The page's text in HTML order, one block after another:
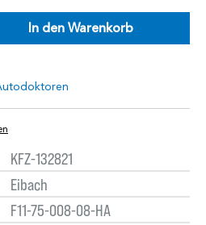
In den Warenkorb
KFZ-132821
Eibach
F11-75-008-08-HA